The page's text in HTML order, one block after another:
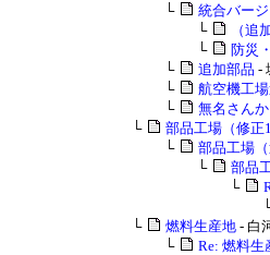
└
統合バー
└
（追
└
防災
└
追加部品 -
└
航空機工
└
無名さん
└
部品工場（修正1
└
部品工場（
└
部品
└
└
燃料生産地 - 白
└
Re: 燃料生